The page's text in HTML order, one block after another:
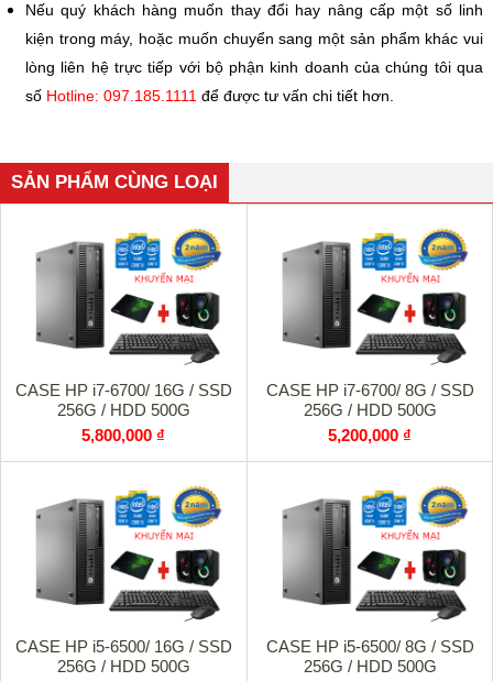
Nếu quý khách hàng muốn thay đổi hay nâng cấp một số linh
kiện trong máy, hoặc muốn chuyển sang một sản phẩm khác vui
lòng liên hệ trực tiếp với bộ phận kinh doanh của chúng tôi qua
số Hotline: 097.185.1111 để được tư vấn chi tiết hơn.
SẢN PHẨM CÙNG LOẠI
CASE HP i7-6700/ 16G / SSD
256G / HDD 500G
5,800,000 ₫
CASE HP i7-6700/ 8G / SSD
256G / HDD 500G
5,200,000 ₫
CASE HP i5-6500/ 16G / SSD
256G / HDD 500G
CASE HP i5-6500/ 8G / SSD
256G / HDD 500G